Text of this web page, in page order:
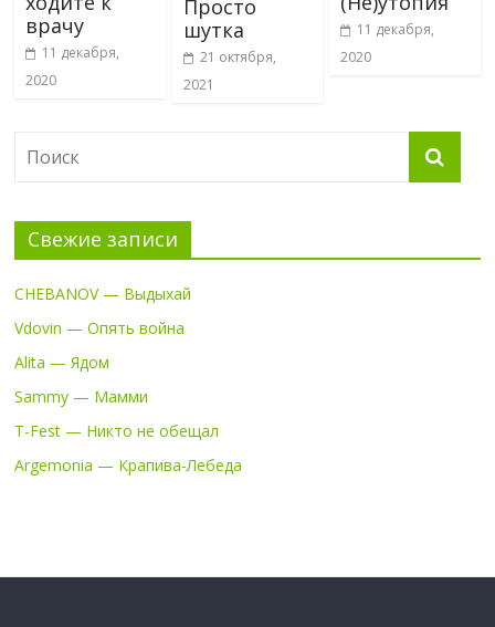
врачу
11 декабря,
2020
Просто
шутка
21 октября,
2021
11 декабря,
2020
Свежие записи
CHEBANOV — Выдыхай
Vdovin — Опять война
Alita — Ядом
Sammy — Мамми
T-Fest — Никто не обещал
Argemonia — Крапива-Лебеда